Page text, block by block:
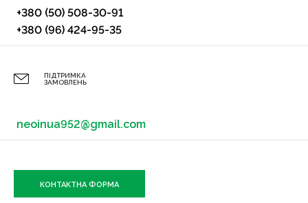
+380 (50) 508-30-91
+380 (96) 424-95-35
ПІДТРИМКА
ЗАМОВЛЕНЬ
neoinua952@gmail.com
КОНТАКТНА ФОРМА